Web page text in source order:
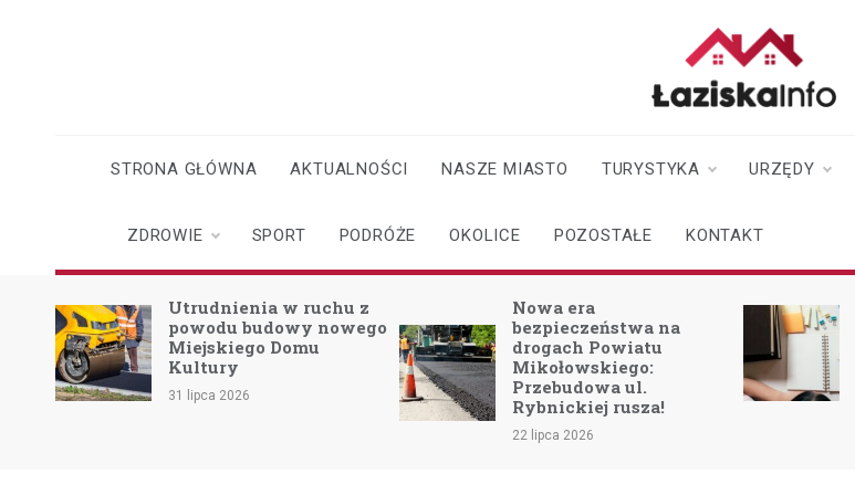
STRONA GŁÓWNA AKTUALNOŚCI NASZE MIASTO TURYSTYKA URZĘDY
ZDROWIE SPORT PODRÓŻE OKOLICE POZOSTAŁE KONTAKT
Utrudnienia w ruchu z
powodu budowy nowego
Miejskiego Domu
Kultury
31 lipca 2026
Nowa era
bezpieczeństwa na
drogach Powiatu
Mikołowskiego:
Przebudowa ul.
Rybnickiej rusza!
22 lipca 2026